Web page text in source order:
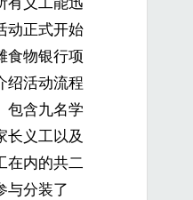
动正式开始
食物银行项
绍活动流程
包含九名学
长义工以及
在内的共二
与分装了